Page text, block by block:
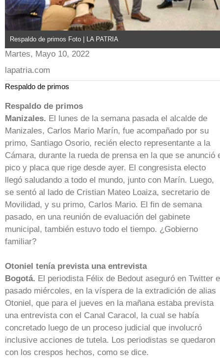
Respaldo de primos Foto | LA PATRIA
Martes, Mayo 10, 2022
lapatria.com
Respaldo de primos
Respaldo de primos
Manizales. El lunes de la semana pasada el alcalde de
Manizales, Carlos Mario Marín, fue acompañado por su
primo, Santiago Osorio, recién electo representante a la
Cámara, durante la rueda de prensa en la que se anunció
pico y placa que rige desde ayer. El congresista electo
llegó saludando a todo el mundo, junto con Marín. Luego,
se sentó al lado de Cristian Mateo Loaiza, secretario de
Movilidad, y su primo, Carlos Mario. El fin de semana
pasado, en una reunión de evaluación del gabinete
municipal, también estuvo todo el tiempo. ¿Gobierno
familiar?
Otoniel tenía prevista una entrevista
Bogotá. El periodista Félix de Bedout aseguró en Twitter
pasado miércoles, en la víspera de la extradición de alias
Otoniel, que para el jueves en la mañana estaba prevista
una entrevista con el Canal Caracol, la cual se había
concretado luego de un proceso judicial que involucró
inclusive acciones de tutela. Los periodistas se quedaron
con los crespos hechos, como se dice.